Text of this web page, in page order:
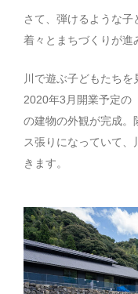
さて、弾けるような子
着々とまちづくりが進
川で遊ぶ子どもたちを
2020年3月開業予定の
の建物の外観が完成。
ス張りになっていて
きます。